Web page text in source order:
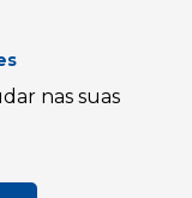
nas suas